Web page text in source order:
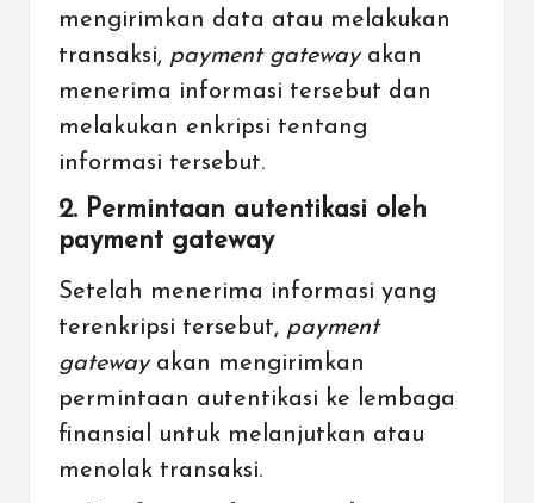
mengirimkan data atau melakukan
transaksi, payment gateway akan
menerima informasi tersebut dan
melakukan enkripsi tentang
informasi tersebut.
2. Permintaan autentikasi oleh
payment gateway
Setelah menerima informasi yang
terenkripsi tersebut, payment
gatewayakan mengirimkan
permintaan autentikasi ke lembaga
finansial untuk melanjutkan atau
menolak transaksi.